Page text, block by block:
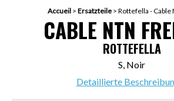
Accueil> Ersatzteile> Rottefella -
CABLE NTN
ROTTEFELLA
S, Noir
Detaillierte